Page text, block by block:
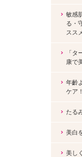
敏感
る・
スス
「
康で
年齡
ケア！
たる
美白
美し